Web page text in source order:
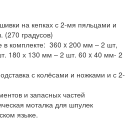
на кепках с 2-мя пяльцами и
(270 градусов)
в комплекте: 360 x 200 мм – 2 шт,
180 х 130 мм – 2 шт. 60 x 40 мм- 2
с колёсами и ножками и с 2-
и запасных частей
моталка для шпулек
языке.